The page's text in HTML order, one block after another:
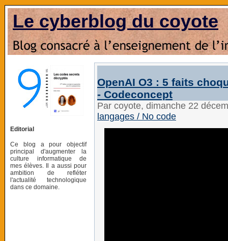
Le cyberblog du coyote
Editorial
Ce blog a pour objectif
principal d'augmenter la
culture informatique de
mes élèves. Il a aussi pour
ambition de refléter
l'actualité technologique
dans ce domaine.
OpenAI O3 : 5 faits
- Codeconcept
Par coyote, dimanche 22
langages / No code